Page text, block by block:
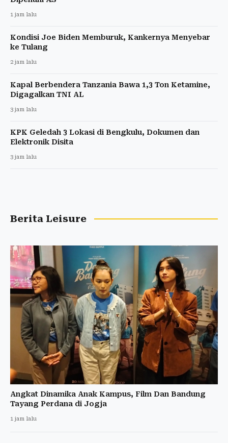
1 jam lalu
Kondisi Joe Biden Memburuk, Kankernya Menyebar
ke Tulang
2 jam lalu
Kapal Berbendera Tanzania Bawa 1,3 Ton Ketamine,
Digagalkan TNI AL
3 jam lalu
KPK Geledah 3 Lokasi di Bengkulu, Dokumen dan
Elektronik Disita
3 jam lalu
Berita Leisure
Angkat Dinamika Anak Kampus, Film Dan Bandung
Tayang Perdana di Jogja
1 jam lalu